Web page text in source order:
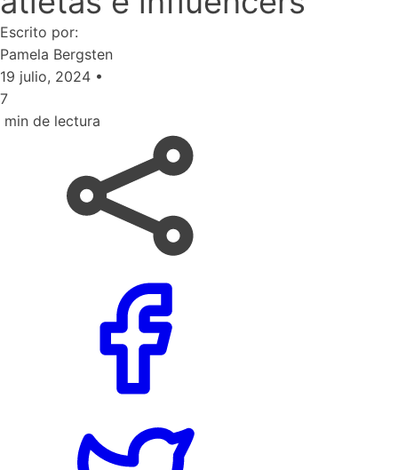
Escrito por:
Pamela Bergsten
19 julio, 2024 •
7
min de lectura